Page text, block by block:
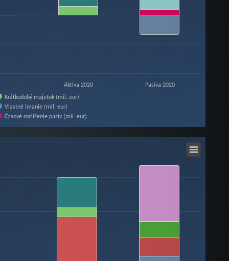
Krátkodobý majetok (mil. eur)
Vlastné imanie (mil. eur)
Časové rozlíšenie pasív (mil. eur)
Aktíva 2020 Pasíva 2020